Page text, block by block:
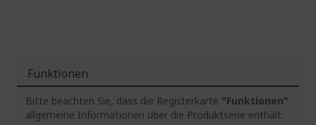
Funktionen
Bitte beachten Sie, dass die Registerkarte "Funktionen"
allgemeine Informationen über die Produktserie enthält.